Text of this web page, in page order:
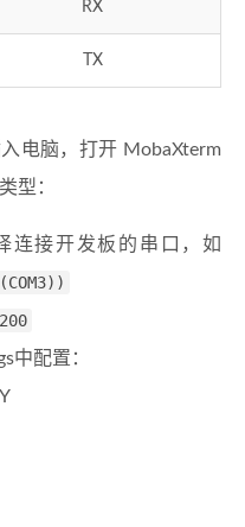
RX
TX
电脑，打开 MobaXterm
型：
连接开发板的串口，如
中配置：